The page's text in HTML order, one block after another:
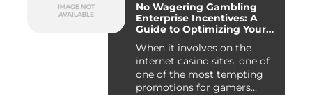
No Wagering Gambling
Enterprise Incentives: A
Guide to Optimizing Your
When it involves on the
internet casino sites, one of
one of the most tempting
promotions for gamers...